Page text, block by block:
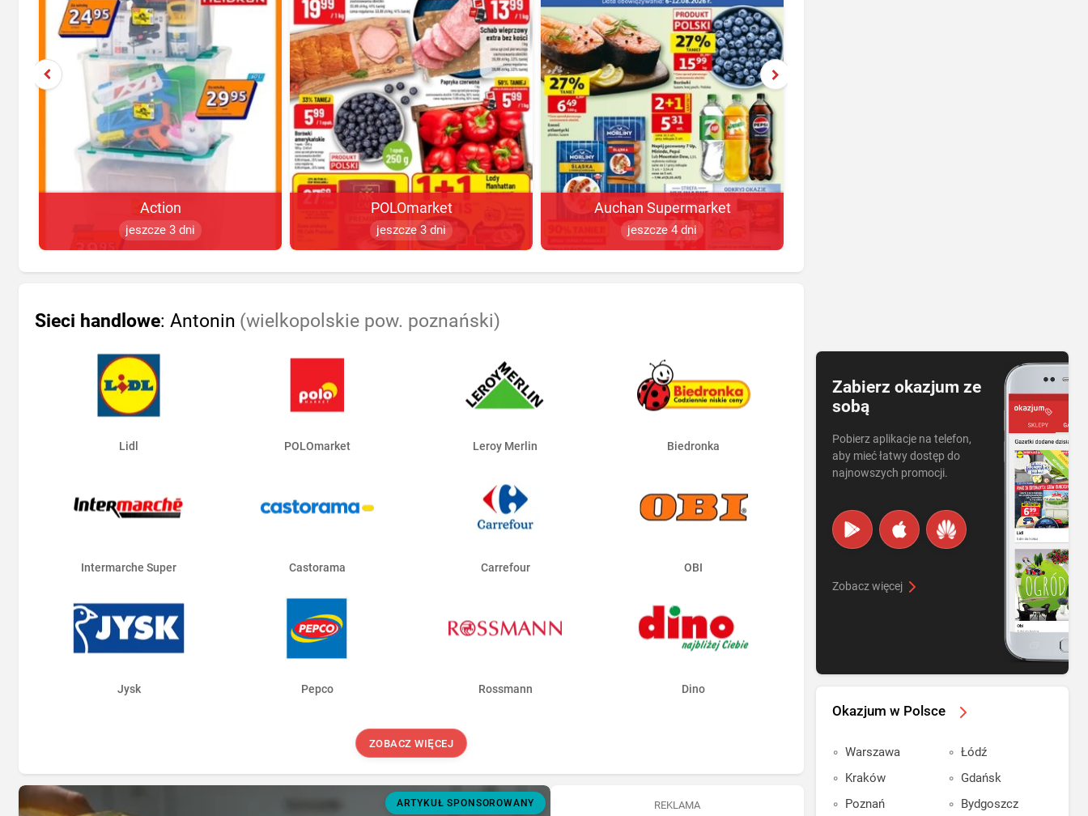
Action
jeszcze 3 dni
POLOmarket
jeszcze 3 dni
Auchan Supermarket
jeszcze 4 dni
Sieci handlowe: Antonin (wielkopolskie pow. poznański)
Lidl POLOmarket Leroy Merlin Biedronka
Intermarche Super Castorama Carrefour OBI
Jysk Pepco Rossmann Dino
ZOBACZ WIĘCEJ
ARTYKUŁ SPONSOROWANY REKLAMA
Zabierz okazjum ze
sobą
Pobierz aplikacje na telefon,
aby mieć łatwy dostęp do
najnowszych promocji.
Zobacz więcej
Okazjum w Polsce
Warszawa
Kraków
Poznań
Łódź
Gdańsk
Bydgoszcz